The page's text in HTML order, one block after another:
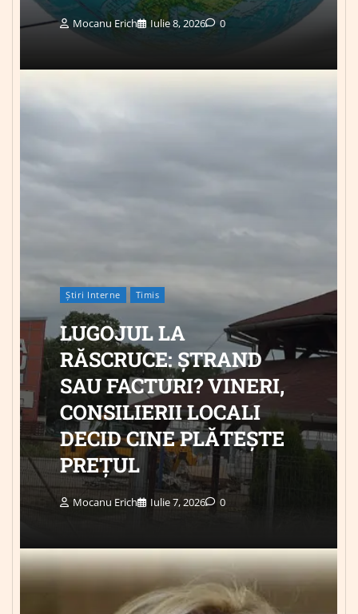
Mocanu Erich Iulie 8, 2026 0
Știri Interne Timis
LUGOJUL LA
RĂSCRUCE: ȘTRAND
SAU FACTURI? VINERI,
CONSILIERII LOCALI
DECID CINE PLĂTEȘTE
PREȚUL
Mocanu Erich Iulie 7, 2026 0